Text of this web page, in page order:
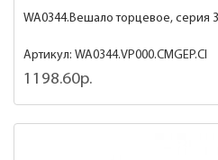
WA0344.Вешало торцевое, серия
Артикул: WA0344.VP000.CMGEP.CI
1198.60р.